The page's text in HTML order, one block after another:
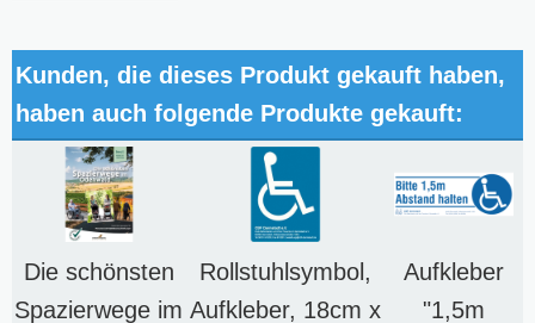
Kunden, die dieses Produkt gekauft haben,
haben auch folgende Produkte gekauft:
Die schönsten
Spazierwege im
Rollstuhlsymbol,
Aufkleber, 18cm x
Aufkleber
"1,5m